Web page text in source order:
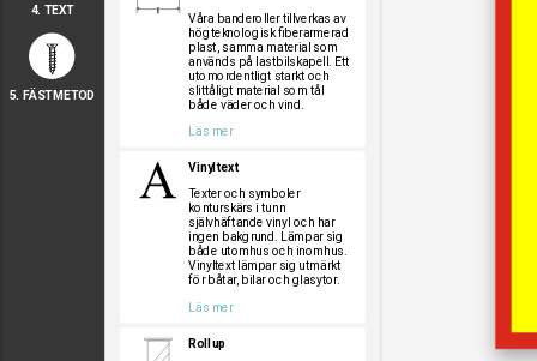
a
a
4. TEXT
5. FÄSTMETOD
Våra banderoller tillverkas av
högteknologisk fiberarmerad
plast, samma material som
används på lastbilskapell. Ett
utomordentligt starkt och
slittåligt material som tål
både väder och vind.
Läs mer
Vinyltext
Texter och symboler
konturskärs i tunn
självhäftande vinyl och har
ingen bakgrund. Lämpar sig
både utomhus och inomhus.
Vinyltext lämpar sig utmärkt
för båtar, bilar och glasytor.
Läs mer
Rollup